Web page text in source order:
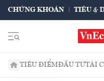
CHỨNG KHOÁN TIÊU &
TIÊU ĐIỂMĐẦU TƯTÀI